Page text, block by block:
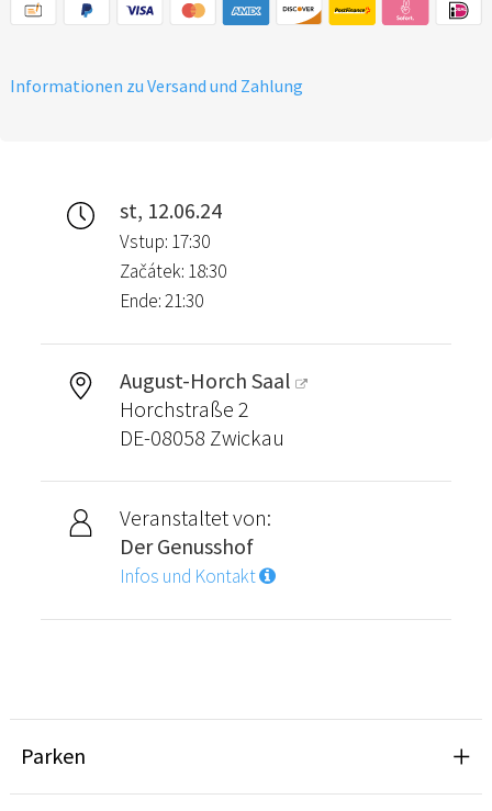
Informationen zu Versand und Zahlung
st, 12.06.24
Vstup: 17:30
Začátek: 18:30
Ende: 21:30
August-Horch Saal
Horchstraße 2
DE-08058 Zwickau
Veranstaltet von:
Der Genusshof
Infos und Kontakt
Parken